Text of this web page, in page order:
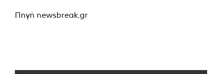
Πηγή newsbreak.gr